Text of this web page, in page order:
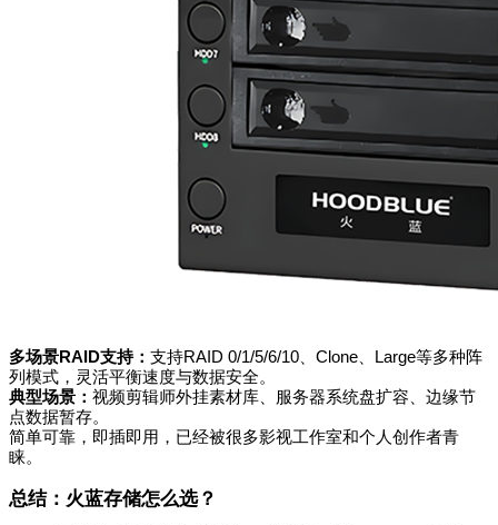
多场景RAID支持： 支持RAID 0/1/5/6/10、Clone、Large等多种阵
列模式，灵活平衡速度与数据安全。
典型场景： 视频剪辑师外挂素材库、服务器系统盘扩容、边缘节
点数据暂存。
简单可靠，即插即用，已经被很多影视工作室和个人创作者青
睐。
总结：火蓝存储怎么选？